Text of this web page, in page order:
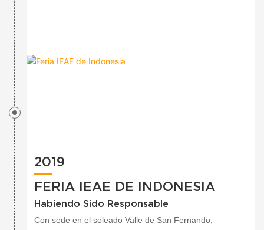
2019
FERIA IEAE DE INDONESIA
Habiendo Sido Responsable
Con sede en el soleado Valle de San Fernando,